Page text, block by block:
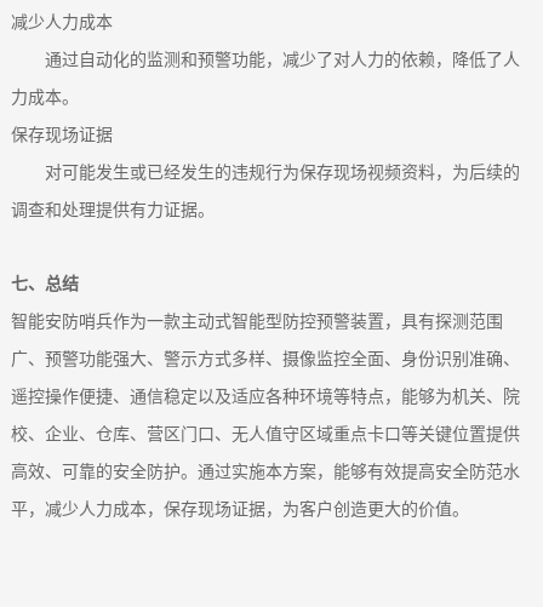
减少人力成本
通过自动化的监测和预警功能，减少了对人力的依赖，降低了人
力成本。
保存现场证据
对可能发生或已经发生的违规行为保存现场视频资料，为后续的
调查和处理提供有力证据。
七、总结
智能安防哨兵作为一款主动式智能型防控预警装置，具有探测范围
广、预警功能强大、警示方式多样、摄像监控全面、身份识别准确、
遥控操作便捷、通信稳定以及适应各种环境等特点，能够为机关、院
校、企业、仓库、营区门口、无人值守区域重点卡口等关键位置提供
高效、可靠的安全防护。通过实施本方案，能够有效提高安全防范水
平，减少人力成本，保存现场证据，为客户创造更大的价值。